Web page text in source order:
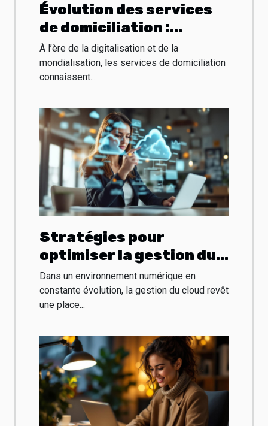
Évolution des services
de domiciliation :
tendances et
prédictions
À l’ère de la digitalisation et de la
mondialisation, les services de domiciliation
connaissent...
Stratégies pour
optimiser la gestion du
cloud dans les petites
entreprises
Dans un environnement numérique en
constante évolution, la gestion du cloud revêt
une place...